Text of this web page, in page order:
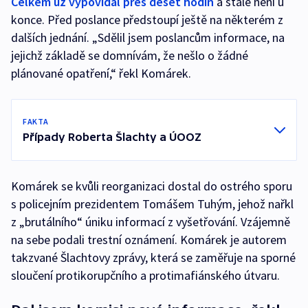
konce. Před poslance předstoupí ještě na některém z
dalších jednání. „Sdělil jsem poslancům informace, na
jejichž základě se domnívám, že nešlo o žádné
plánované opatření,“ řekl Komárek.
FAKTA
Případy Roberta Šlachty a ÚOOZ
Komárek se kvůli reorganizaci dostal do ostrého sporu
s policejním prezidentem Tomášem Tuhým, jehož nařkl
z „brutálního“ úniku informací z vyšetřování. Vzájemně
na sebe podali trestní oznámení. Komárek je autorem
takzvané Šlachtovy zprávy, která se zaměřuje na sporné
sloučení protikorupčního a protimafiánského útvaru.